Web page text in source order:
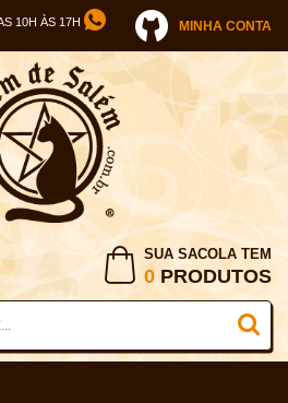
10H ÀS 17H MINHA CONTA
SUA SACOLA TEM
0 PRODUTOS